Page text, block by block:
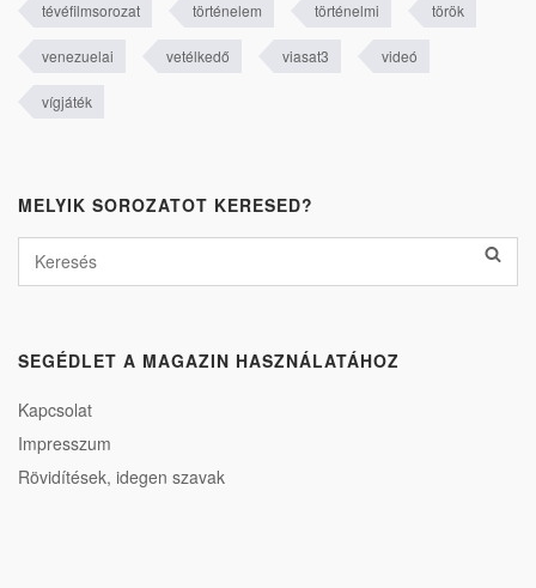
tévéfilmsorozat történelem történelmi török
venezuelai vetélkedő viasat3 videó
vígjáték
MELYIK SOROZATOT KERESED?
SEGÉDLET A MAGAZIN HASZNÁLATÁHOZ
Kapcsolat
Impresszum
Rövidítések, idegen szavak